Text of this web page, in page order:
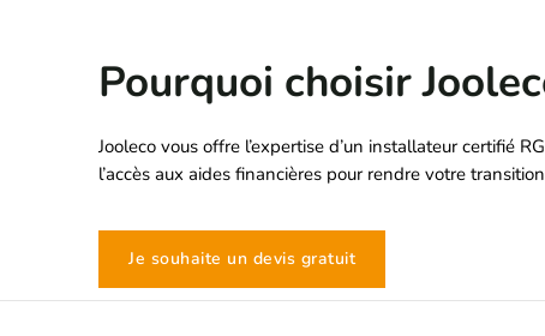
Pourquoi choisir
Jooleco vous offre l’expertise d’un installateur certifié
l’accès aux aides financières pour rendre votre
Je souhaite un devis gratuit